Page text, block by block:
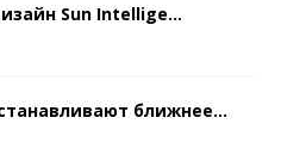
Sun Intellige...
ближнее...